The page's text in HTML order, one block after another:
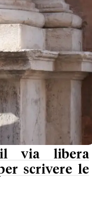
il via libera
scrivere le